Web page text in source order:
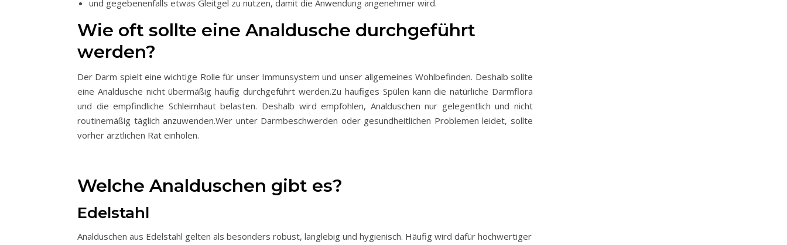
und gegebenenfalls etwas Gleitgel zu nutzen, damit die Anwendung angenehmer wird.
Wie oft sollte eine Analdusche durchgeführt
werden?
Der Darm spielt eine wichtige Rolle für unser Immunsystem und unser allgemeines Wohlbefinden. Deshalb sollte
eine Analdusche nicht übermäßig häufig durchgeführt werden.Zu häufiges Spülen kann die natürliche Darmflora
und die empfindliche Schleimhaut belasten. Deshalb wird empfohlen, Analduschen nur gelegentlich und nicht
routinemäßig täglich anzuwenden.Wer unter Darmbeschwerden oder gesundheitlichen Problemen leidet, sollte
vorher ärztlichen Rat einholen.
Welche Analduschen gibt es?
Edelstahl
Analduschen aus Edelstahl gelten als besonders robust, langlebig und hygienisch. Häufig wird dafür hochwertiger